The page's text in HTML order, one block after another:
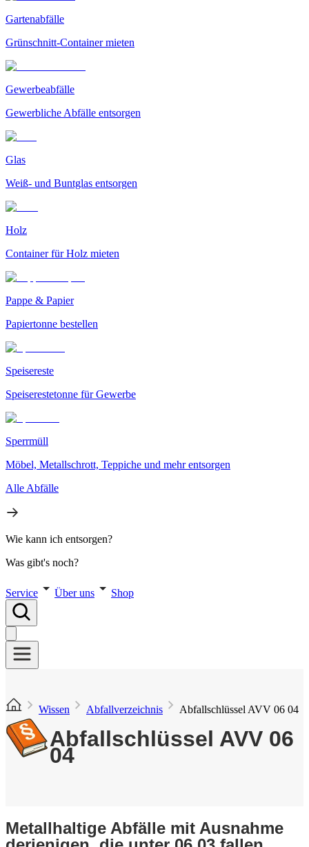
Gartenabfälle
Grünschnitt-Container mieten
Gewerbeabfälle
Gewerbliche Abfälle entsorgen
Glas
Weiß- und Buntglas entsorgen
Holz
Container für Holz mieten
Pappe & Papier
Papiertonne bestellen
Speisereste
Speiserestetonne für Gewerbe
Sperrmüll
Möbel, Metallschrott, Teppiche und mehr entsorgen
Alle Abfälle
Wie kann ich entsorgen?
Was gibt's noch?
Service Über uns Shop
Wissen Abfallverzeichnis Abfallschlüssel AVV 06 04
Abfallschlüssel AVV 06
04
Metallhaltige Abfälle mit Ausnahme